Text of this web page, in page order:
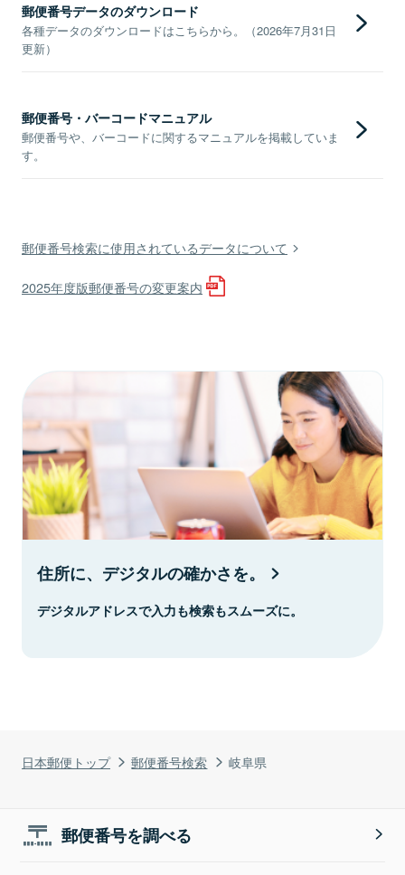
日本郵便トップ 郵便番号検索 岐阜県
郵便番号データのダウンロード
各種データのダウンロードはこちらから。（2026年7月31日
更新）
郵便番号・バーコードマニュアル
郵便番号や、バーコードに関するマニュアルを掲載していま
す。
郵便番号検索に使用されているデータについて
2025年度版郵便番号の変更案内
住所に、デジタルの確かさを。
デジタルアドレスで入力も検索もスムーズに。
郵便番号を調べる